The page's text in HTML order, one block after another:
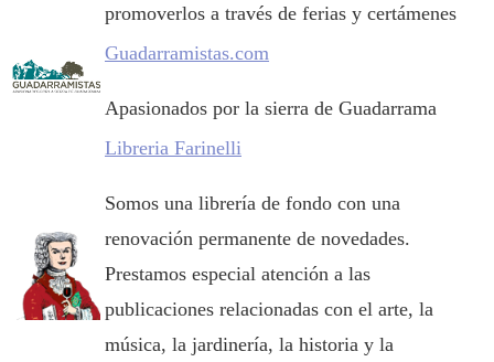
promoverlos a través de ferias y certámenes
Guadarramistas.com
Apasionados por la sierra de Guadarrama
Libreria Farinelli
Somos una librería de fondo con una
renovación permanente de novedades.
Prestamos especial atención a las
publicaciones relacionadas con el arte, la
música, la jardinería, la historia y la